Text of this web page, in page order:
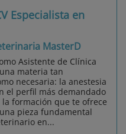
Especialista en
MasterD
Asistente de Clínica
materia tan
necesaria: la anestesia
el perfil más demandado
la formación que te ofrece
pieza fundamental
en...